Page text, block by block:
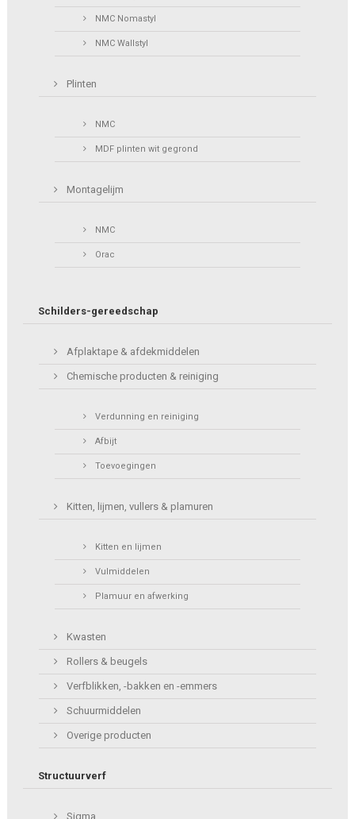
NMC Nomastyl
NMC Wallstyl
Plinten
NMC
MDF plinten wit gegrond
Montagelijm
NMC
Orac
Schilders-gereedschap
Afplaktape & afdekmiddelen
Chemische producten & reiniging
Verdunning en reiniging
Afbijt
Toevoegingen
Kitten, lijmen, vullers & plamuren
Kitten en lijmen
Vulmiddelen
Plamuur en afwerking
Kwasten
Rollers & beugels
Verfblikken, -bakken en -emmers
Schuurmiddelen
Overige producten
Structuurverf
Sigma